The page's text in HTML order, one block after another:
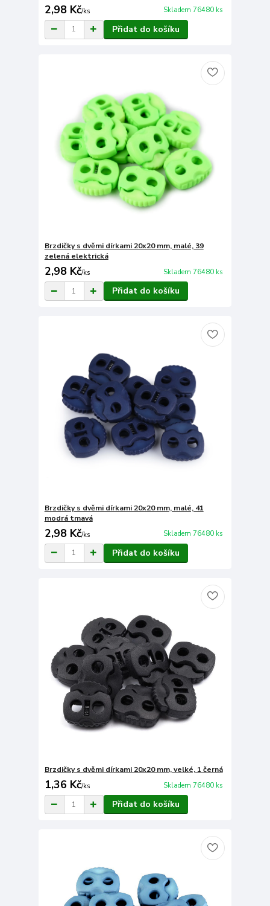
2,98 Kč/ks Skladem 76480 ks
Přidat do košíku
Brzdičky s dvěmi dírkami 20x20 mm, malé, 39
zelená elektrická
2,98 Kč/ks Skladem 76480 ks
Přidat do košíku
Brzdičky s dvěmi dírkami 20x20 mm, malé, 41
modrá tmavá
2,98 Kč/ks Skladem 76480 ks
Přidat do košíku
Brzdičky s dvěmi dírkami 20x20 mm, velké, 1 černá
1,36 Kč/ks Skladem 76480 ks
Přidat do košíku